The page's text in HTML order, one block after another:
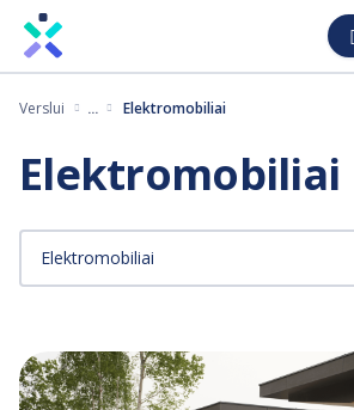
Pereiti
turinį
Verslui Elektromobiliai
Elektromobiliai
Elektromobiliai